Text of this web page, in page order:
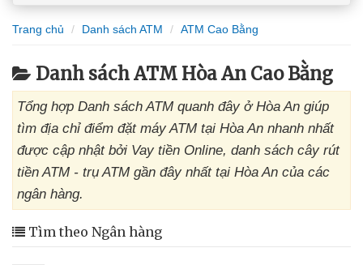
Trang chủ Danh sách ATM ATM Cao Bằng
Danh sách ATM Hòa An Cao Bằng
Tổng hợp Danh sách ATM quanh đây ở Hòa An giúp
tìm địa chỉ điểm đặt máy ATM tại Hòa An nhanh nhất
được cập nhật bởi Vay tiền Online, danh sách cây rút
tiền ATM - trụ ATM gần đây nhất tại Hòa An của các
ngân hàng.
Tìm theo Ngân hàng